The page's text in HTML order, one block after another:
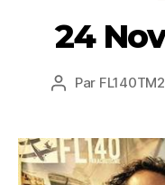
24
Par